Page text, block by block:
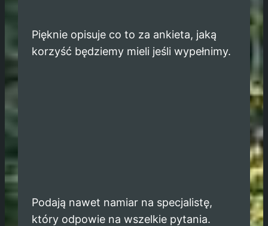
Pięknie opisuje co to za ankieta, jaką
korzyść będziemy mieli jeśli wypełnimy.
Podają nawet namiar na specjalistę,
który odpowie na wszelkie pytania.